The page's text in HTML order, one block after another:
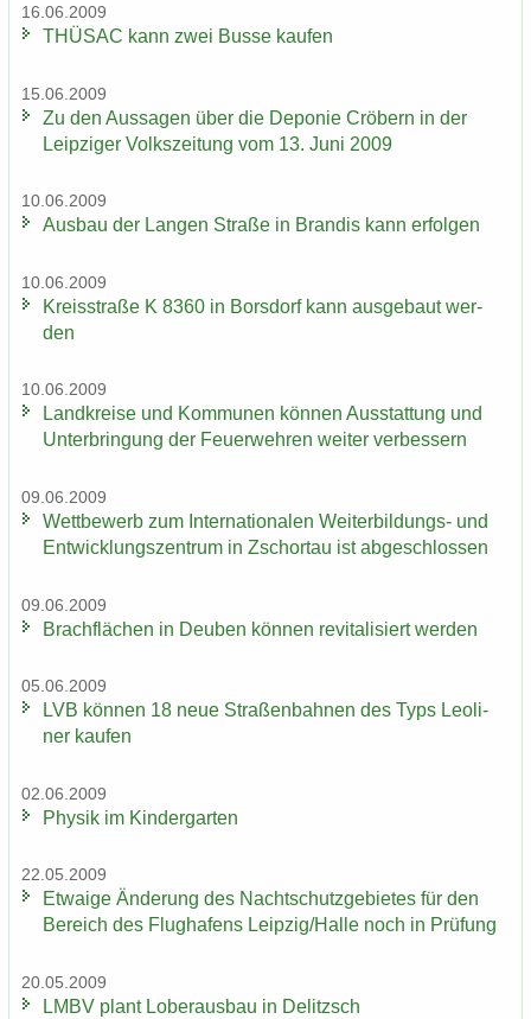
16.06.2009
THÜ­SAC kann zwei Busse kau­fen
15.06.2009
Zu den Aus­sa­gen über die De­po­nie Crö­bern in der
Leip­zi­ger Volks­zei­tung vom 13. Juni 2009
10.06.2009
Aus­bau der Lan­gen Stra­ße in Bran­dis kann er­fol­gen
10.06.2009
Kreis­stra­ße K 8360 in Bors­dorf kann aus­ge­baut wer­
den
10.06.2009
Land­krei­se und Kom­mu­nen kön­nen Aus­stat­tung und
Un­ter­brin­gung der Feu­er­weh­ren wei­ter ver­bes­sern
09.06.2009
Wett­be­werb zum In­ter­na­tio­na­len Weiterbildungs-​ und
Ent­wick­lungs­zen­trum in Zschor­tau ist ab­ge­schlos­sen
09.06.2009
Brach­flä­chen in Deu­ben kön­nen re­vi­ta­li­siert wer­den
05.06.2009
LVB kön­nen 18 neue Stra­ßen­bah­nen des Typs Leo­li­
ner kau­fen
02.06.2009
Phy­sik im Kin­der­gar­ten
22.05.2009
Et­wa­ige Än­de­rung des Nacht­schutz­ge­bie­tes für den
Be­reich des Flug­ha­fens Leip­zig/Halle noch in Prü­fung
20.05.2009
LMBV plant Lober­aus­bau in De­litzsch